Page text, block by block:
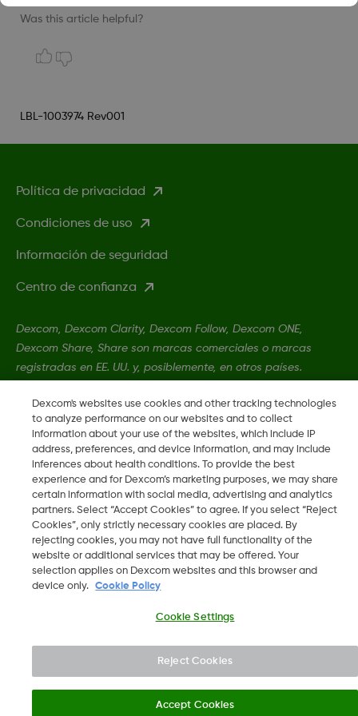
Was this article helpful?
LBL-1003974 Rev001
Política de privacidad
Condiciones de uso
Información de seguridad
Centro de confianza
Dexcom, Dexcom Clarity, Dexcom Follow, Dexcom ONE,
Dexcom Share, Share son marcas comerciales o marcas
registradas en EE. UU. y, posiblemente, en otros países.
LBL-1003972 Rev001 •LBL-1003974 Rev001
2026 Dexcom, Inc. Todos los derechos reservados.
Cambiar región
Dexcom's websites use cookies and other tracking technologies
to analyze performance on our websites and to collect
information about your use of the websites, which include IP
address, preferences, and device information, and may include
inferences about health conditions. To provide the best
experience and for Dexcom’s marketing purposes, we may share
certain information with social media, advertising and analytics
partners. Select “Accept Cookies” to agree. If you select “Reject
Cookies”, only strictly necessary cookies are placed. By
rejecting cookies, you may not have full functionality of the
website or additional services that may be offered. Your
selection applies on Dexcom websites and this browser and
device only.
Cookie Policy
Cookie Settings
Reject Cookies
Accept Cookies